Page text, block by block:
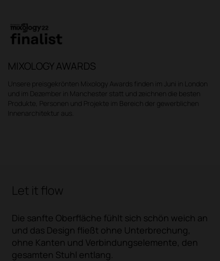
MIXOLOGY AWARDS
Unsere preisgekrönten Mixology Awards finden im Juni in London
und im Dezember in Manchester statt und zeichnen die besten
Produkte, Personen und Projekte im Bereich der gewerblichen
Innenarchitektur aus.
Let it flow
Die sanfte Oberfläche fühlt sich schön weich an
und das Design fließt ohne Unterbrechung,
ohne Kanten und Verbindungselemente, den
gesamten Stuhl entlang.